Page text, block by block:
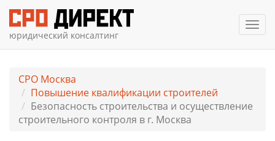
юридический консалтинг
СРО Москва
Повышение квалификации строителей
Безопасность строительства и осуществление
строительного контроля в г. Москва